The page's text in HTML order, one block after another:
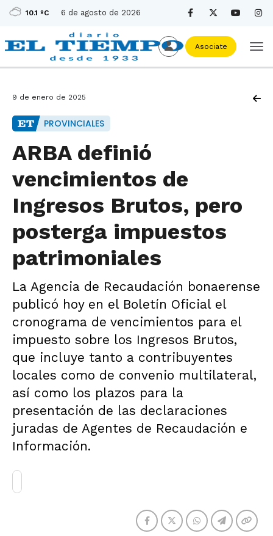
10.1 ºC 6 de agosto de 2026
Asociate
9 de enero de 2025
PROVINCIALES
ARBA definió
vencimientos de
Ingresos Brutos, pero
posterga impuestos
patrimoniales
La Agencia de Recaudación bonaerense
publicó hoy en el Boletín Oficial el
cronograma de vencimientos para el
impuesto sobre los Ingresos Brutos,
que incluye tanto a contribuyentes
locales como de convenio multilateral,
así como los plazos para la
presentación de las declaraciones
juradas de Agentes de Recaudación e
Información.